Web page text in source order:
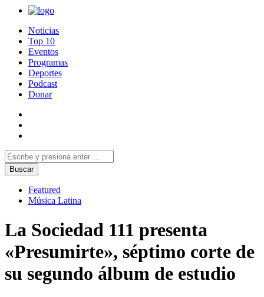
Noticias
Top 10
Eventos
Programas
Deportes
Podcast
Donar
Featured
Música Latina
La Sociedad 111 presenta
«Presumirte», séptimo corte de
su segundo álbum de estudio